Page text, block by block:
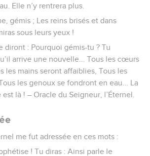
Elle n’y rentrera plus.
gémis ; Les reins brisés et dans
sous leurs yeux !
diront : Pourquoi gémis-tu ? Tu
arrive une nouvelle... Tous les cœurs
les mains seront affaiblies, Tous les
les genoux se fondront en eau... La
là ! – Oracle du Seigneur, l’Éternel.
me fut adressée en ces mots :
! Tu diras : Ainsi parle le